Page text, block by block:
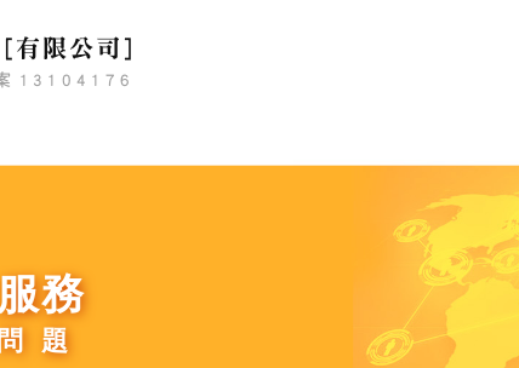
務
題